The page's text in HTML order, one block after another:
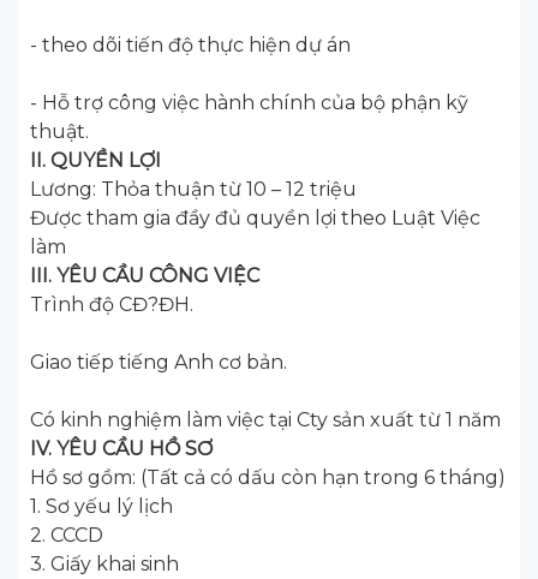
- theo dõi tiến độ thực hiện dự án
- Hỗ trợ công việc hành chính của bộ phận kỹ
thuật.
II. QUYỀN LỢI
Lương: Thỏa thuận từ 10 – 12 triệu
Được tham gia đầy đủ quyền lợi theo Luật Việc
làm
III. YÊU CẦU CÔNG VIỆC
Trình độ CĐ?ĐH.
Giao tiếp tiếng Anh cơ bản.
Có kinh nghiệm làm việc tại Cty sản xuất từ 1 năm
IV. YÊU CẦU HỒ SƠ
Hồ sơ gồm: (Tất cả có dấu còn hạn trong 6 tháng)
1. Sơ yếu lý lịch
2. CCCD
3. Giấy khai sinh